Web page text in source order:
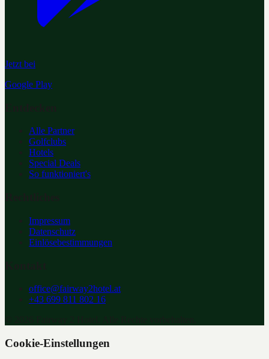
Jetzt bei
Google Play
Alle Partner
Golfclubs
Hotels
Special Deals
So funktioniert's
Impressum
Datenschutz
Einlösebestimmungen
office@fairway2hotel.at
+43 699 811 802 16
Cookie-Einstellungen